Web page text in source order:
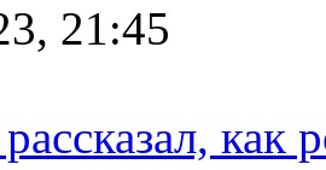
21:45
как